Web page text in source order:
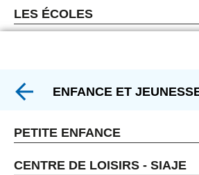
LES ÉCOLES
ENFANCE ET
PETITE ENFANCE
CENTRE DE LOISIRS - SIAJE